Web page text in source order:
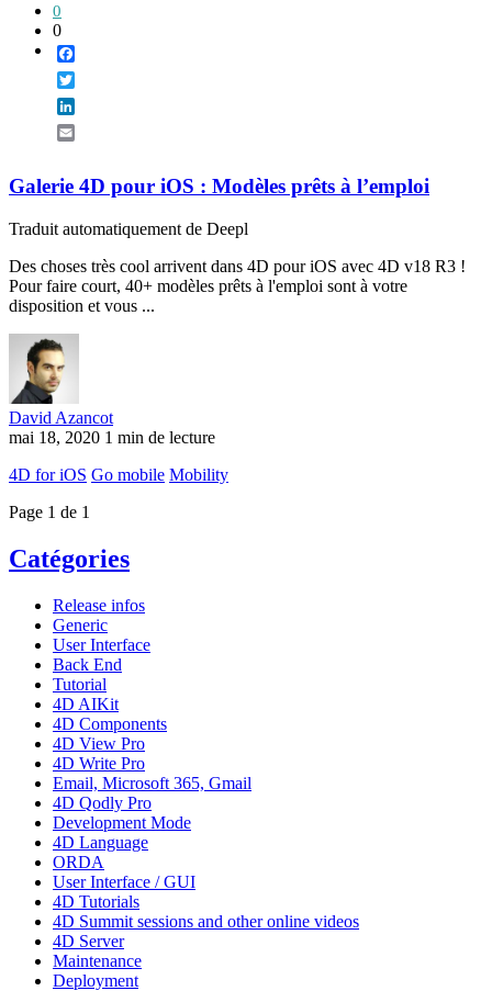
0
0
Galerie 4D pour iOS : Modèles prêts à l’emploi
Traduit automatiquement de Deepl
Des choses très cool arrivent dans 4D pour iOS avec 4D v18 R3 !
Pour faire court, 40+ modèles prêts à l'emploi sont à votre
disposition et vous ...
David Azancot
mai 18, 2020 1 min de lecture
4D for iOS Go mobile Mobility
Page 1 de 1
Catégories
Release infos
Generic
User Interface
Back End
Tutorial
4D AIKit
4D Components
4D View Pro
4D Write Pro
Email, Microsoft 365, Gmail
4D Qodly Pro
Development Mode
4D Language
ORDA
User Interface / GUI
4D Tutorials
4D Summit sessions and other online videos
4D Server
Maintenance
Deployment